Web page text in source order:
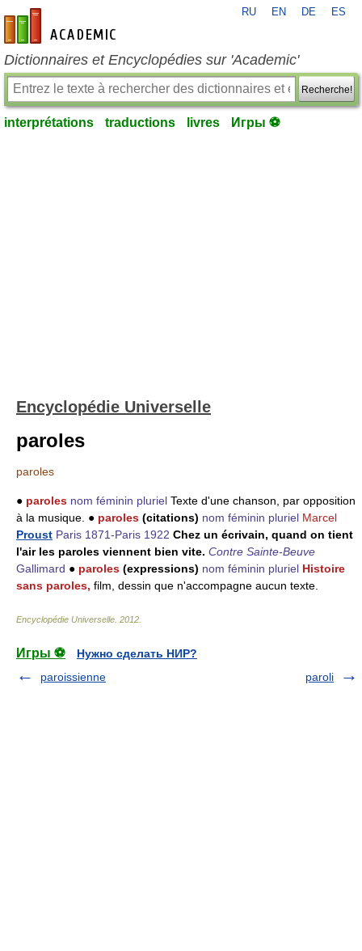
fr-academic.com
RU EN DE ES
Dictionnaires et Encyclopédies sur 'Academic'
Recherche!
interprétations traductions livres Игры ⚽
Encyclopédie Universelle
paroles
paroles
● paroles nom féminin pluriel Texte d'une chanson, par opposition
à la musique. ● paroles (citations) nom féminin pluriel Marcel
Proust Paris 1871-Paris 1922 Chez un écrivain, quand on tient
l'air les paroles viennent bien vite. Contre Sainte-Beuve
Gallimard ● paroles (expressions) nom féminin pluriel Histoire
sans paroles, film, dessin que n'accompagne aucun texte.
Encyclopédie Universelle 2012
Игры ⚽
Нужно сделать НИР?
paroissienne
paroli